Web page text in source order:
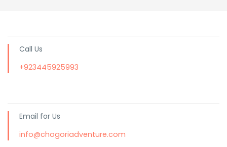
Call Us
+923445925993
Email for Us
info@chogoriadventure.com